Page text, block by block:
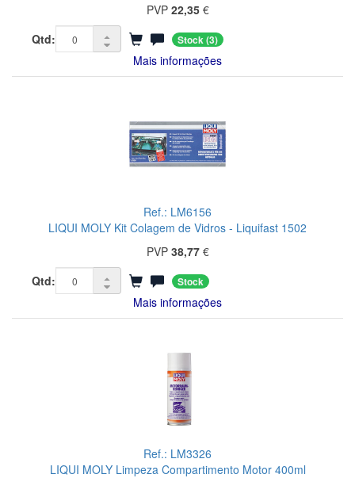
PVP 22,35€
Qtd:
Stock(3)
Mais informações
Ref.: LM6156
LIQUI MOLY Kit Colagem de Vidros - Liquifast 1502
PVP 38,77€
Qtd:
Stock
Mais informações
Ref.: LM3326
LIQUI MOLY Limpeza Compartimento Motor 400ml